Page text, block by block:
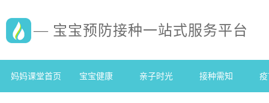
— 宝宝预防接种一站式服务平台
妈妈课堂首页 宝宝健康 亲子时光 接种需知